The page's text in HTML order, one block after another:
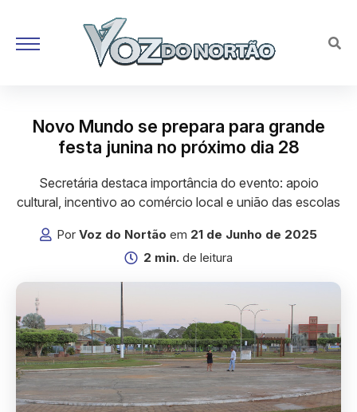
Novo Mundo se prepara para grande
festa junina no próximo dia 28
Secretária destaca importância do evento: apoio
cultural, incentivo ao comércio local e união das escolas
Por Voz do Nortão em 21 de Junho de 2025
2 min. de leitura